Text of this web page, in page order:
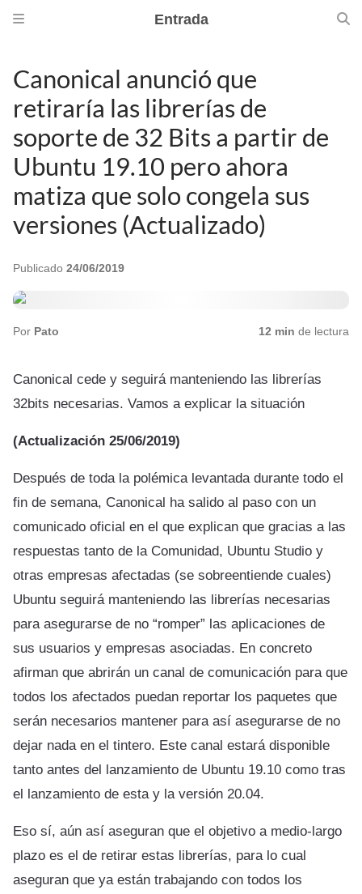
Entrada
Canonical anunció que
retiraría las librerías de
soporte de 32 Bits a partir de
Ubuntu 19.10 pero ahora
matiza que solo congela sus
versiones (Actualizado)
Publicado 24/06/2019
Por Pato 12 min de lectura
Canonical cede y seguirá manteniendo las librerías
32bits necesarias. Vamos a explicar la situación
(Actualización 25/06/2019)
Después de toda la polémica levantada durante todo el
fin de semana, Canonical ha salido al paso con un
comunicado oficial en el que explican que gracias a las
respuestas tanto de la Comunidad, Ubuntu Studio y
otras empresas afectadas (se sobreentiende cuales)
Ubuntu seguirá manteniendo las librerías necesarias
para asegurarse de no “romper” las aplicaciones de
sus usuarios y empresas asociadas. En concreto
afirman que abrirán un canal de comunicación para que
todos los afectados puedan reportar los paquetes que
serán necesarios mantener para así asegurarse de no
dejar nada en el tintero. Este canal estará disponible
tanto antes del lanzamiento de Ubuntu 19.10 como tras
el lanzamiento de esta y la versión 20.04.
Eso sí, aún así aseguran que el objetivo a medio-largo
plazo es el de retirar estas librerías, para lo cual
aseguran que ya están trabajando con todos los